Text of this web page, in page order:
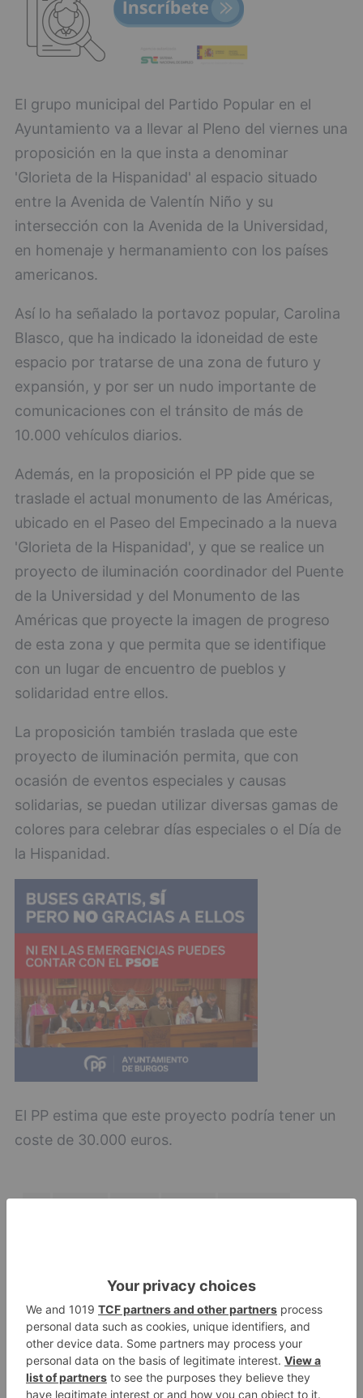
El grupo municipal del Partido Popular en el
Ayuntamiento va a llevar al Pleno del viernes una
proposición en la que insta a denominar
'Glorieta de la Hispanidad' al espacio situado
entre la Avenida de Valentín Niño y su
intersección con la Avenida de la Universidad,
en homenaje y hermanamiento con los países
americanos.
Así lo ha señalado la portavoz popular, Carolina
Blasco, que ha indicado la idoneidad de este
espacio por tratarse de una zona de futuro y
expansión, y por ser un nudo importante de
comunicaciones con el tránsito de más de
10.000 vehículos diarios.
Además, en la proposición el PP pide que se
traslade el actual monumento de las Américas,
ubicado en el Paseo del Empecinado a la nueva
'Glorieta de la Hispanidad', y que se realice un
proyecto de iluminación coordinador del Puente
de la Universidad y del Monumento de las
Américas que proyecte la imagen de progreso
de esta zona y que permita que se identifique
con un lugar de encuentro de pueblos y
solidaridad entre ellos.
La proposición también traslada que este
proyecto de iluminación permita, que con
ocasión de eventos especiales y causas
solidarias, se puedan utilizar diversas gamas de
colores para celebrar días especiales o el Día de
la Hispanidad.
El PP estima que este proyecto podría tener un
coste de 30.000 euros.
LO + VISTO
1
Fallece un ciclista en Burgos tras
avisar otro conductor que se
había caído de la bicicleta